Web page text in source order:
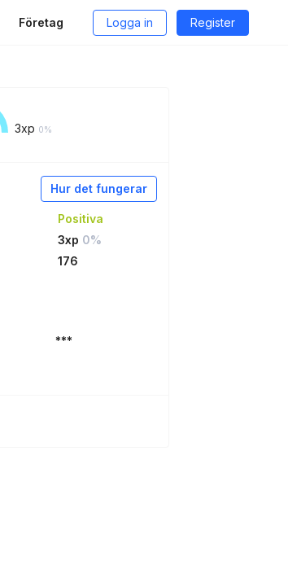
Företag Logga in Register
3xp 0%
Hur det fungerar
Positiva
3xp 0%
176
***